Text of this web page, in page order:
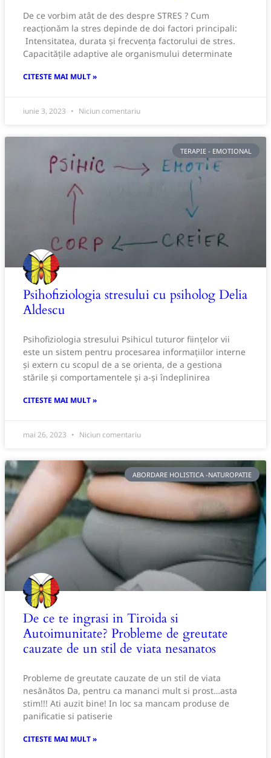
De ce vorbim atât de des despre STRES ? Cum
reacționăm la stres depinde de doi factori principali:
Intensitatea, durata și frecvența factorului de stres.
Capacitățile adaptive ale organismului determinate
CITESTE MAI MULT »
iunie 3, 2023 Niciun comentariu
TERAPIE - EMOTIONAL
Psihofiziologia stresului cu psiholog Delia
Aldescu
Psihofiziologia stresului Psihicul tuturor ființelor vii
este un sistem pentru procesarea informațiilor interne
și extern cu scopul de a se orienta, de a gestiona
stările și comportamentele și a-și îndeplinirea
CITESTE MAI MULT »
mai 26, 2023 Niciun comentariu
ABORDARE HOLISTICA -NATUROPATIE
De ce te ingrasi in Tiroida si
Autoimunitate? Probleme de greutate
cauzate de un stil de viata nesanatos
Probleme de greutate cauzate de un stil de viata
nesănătos Da, pentru ca mananci mult si prost…asta
stim!!! Ati auzit bine! In loc sa mancam produse de
panificatie si patiserie
CITESTE MAI MULT »